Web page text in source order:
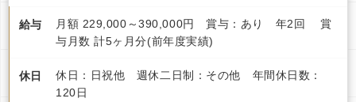
給与
月額 229,000～390,000円 賞与：あり 年2回 賞
与月数 計5ヶ月分(前年度実績)
休日
休日：日祝他 週休二日制：その他 年間休日数：
120日